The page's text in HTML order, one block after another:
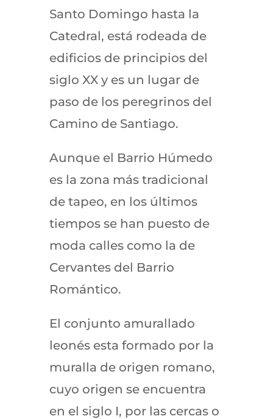
Santo Domingo hasta la
Catedral, está rodeada de
edificios de principios del
siglo XX y es un lugar de
paso de los peregrinos del
Camino de Santiago.
Aunque el Barrio Húmedo
es la zona más tradicional
de tapeo, en los últimos
tiempos se han puesto de
moda calles como la de
Cervantes del Barrio
Romántico.
El conjunto amurallado
leonés esta formado por la
muralla de origen romano,
cuyo origen se encuentra
en el siglo I, por las cercas o